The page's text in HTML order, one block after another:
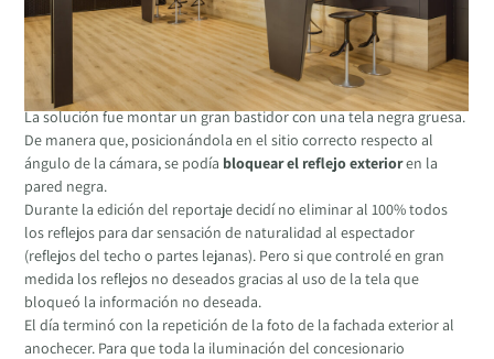
La solución fue montar un gran bastidor con una tela negra gruesa.
De manera que, posicionándola en el sitio correcto respecto al
ángulo de la cámara, se podía bloquear el reflejo exterioren la
pared negra.
Durante la edición del reportaje decidí no eliminar al 100% todos
los reflejos para dar sensación de naturalidad al espectador
(reflejos del techo o partes lejanas). Pero si que controlé en gran
medida los reflejos no deseados gracias al uso de la tela que
bloqueó la información no deseada.
El día terminó con la repetición de la foto de la fachada exterior al
anochecer. Para que toda la iluminación del concesionario